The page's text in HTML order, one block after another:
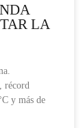
LA
récord
y más de